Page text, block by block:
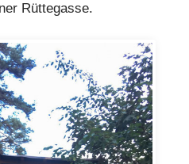
Rüttegasse.